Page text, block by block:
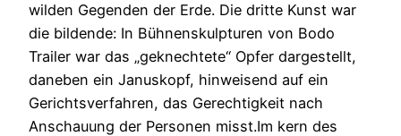
wilden Gegenden der Erde. Die dritte Kunst war
die bildende: In Bühnenskulpturen von Bodo
Trailer war das „geknechtete“ Opfer dargestellt,
daneben ein Januskopf, hinweisend auf ein
Gerichtsverfahren, das Gerechtigkeit nach
Anschauung der Personen misst.Im kern des